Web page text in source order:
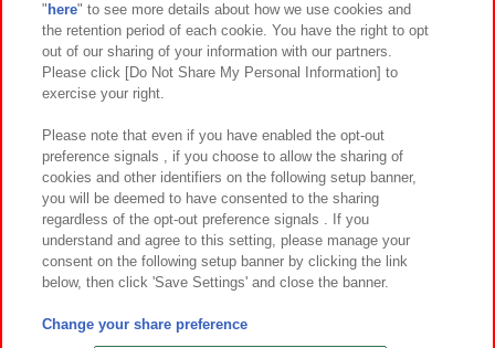
関連会社 サステナビリティ サイトポリシー
プライバシーポリシー ウェブアクセシビリティ方針と検証結果
お取引先さまとともに
カスタマーハラスメント対応方針 よくあるご質問・お問い合わせ
©Bandai Namco Amusement Inc.
©Bandai Namco Amusement Lab Inc.
" here" to see more details about how we use cookies and
the retention period of each cookie. You have the right to opt
out of our sharing of your information with our partners.
Please click [Do Not Share My Personal Information] to
exercise your right.
Please note that even if you have enabled the opt-out
preference signals , if you choose to allow the sharing of
cookies and other identifiers on the following setup banner,
you will be deemed to have consented to the sharing
regardless of the opt-out preference signals . If you
understand and agree to this setting, please manage your
consent on the following setup banner by clicking the link
below, then click 'Save Settings' and close the banner.
Change your share preference